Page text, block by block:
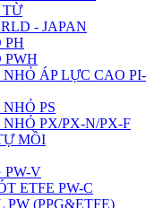
TỪ
- JAPAN
PH
PWH
ÁP LỰC CAO PI-
PS
PX/PX-N/PX-F
MỒI
PW-V
ETFE PW-C
PW (PPG&ETFE)